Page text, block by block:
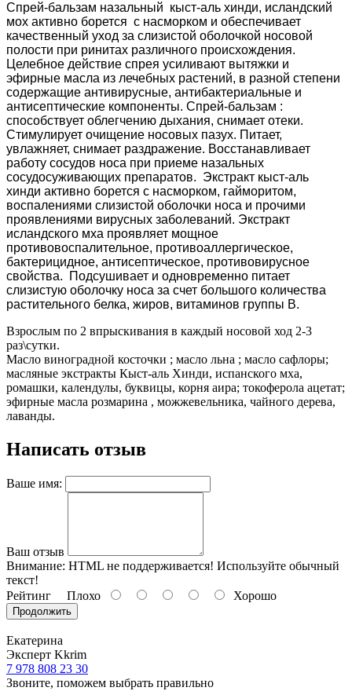
Спрей-бальзам назальный кыст-аль хинди, исландский
мох активно борется с насморком и обеспечивает
качественный уход за слизистой оболочкой носовой
полости при ринитах различного происхождения.
Целебное действие спрея усиливают вытяжки и
эфирные масла из лечебных растений, в разной степени
содержащие антивирусные, антибактериальные и
антисептические компоненты. Спрей-бальзам :
способствует облегчению дыхания, снимает отеки.
Стимулирует очищение носовых пазух. Питает,
увлажняет, снимает раздражение. Восстанавливает
работу сосудов носа при приеме назальных
сосудосуживающих препаратов. Экстракт кыст-аль
хинди активно борется с насморком, гайморитом,
воспалениями слизистой оболочки носа и прочими
проявлениями вирусных заболеваний. Экстракт
исландского мха проявляет мощное
противовоспалительное, противоаллергическое,
бактерицидное, антисептическое, противовирусное
свойства. Подсушивает и одновременно питает
слизистую оболочку носа за счет большого количества
растительного белка, жиров, витаминов группы В.
Взрослым по 2 впрыскивания в каждый носовой ход 2-3
раз\сутки.
Масло виноградной косточки ; масло льна ; масло сафлоры;
масляные экстракты Кыст-аль Хинди, испанского мха,
ромашки, календулы, буквицы, корня аира; токоферола ацетат;
эфирные масла розмарина , можжевельника, чайного дерева,
лаванды.
Написать отзыв
Ваше имя:
Ваш отзыв
Внимание: HTML не поддерживается! Используйте обычный
текст!
Рейтинг Плохо Хорошо
Продолжить
Екатерина
Эксперт Kkrim
7 978 808 23 30
Звоните, поможем выбрать правильно